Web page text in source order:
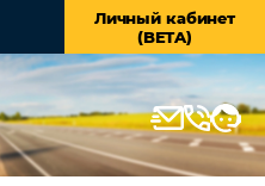
Личный кабинет
(BETA)